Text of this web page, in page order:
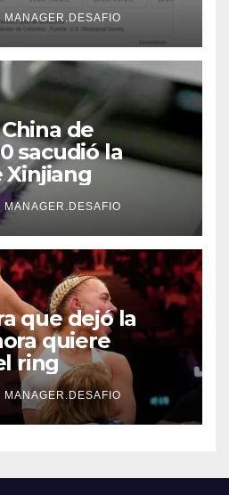
MANAGER.DESAFIO
de
sacudió la
Xinjiang
MANAGER.DESAFIO
que dejó la
quiere
ring​
MANAGER.DESAFIO